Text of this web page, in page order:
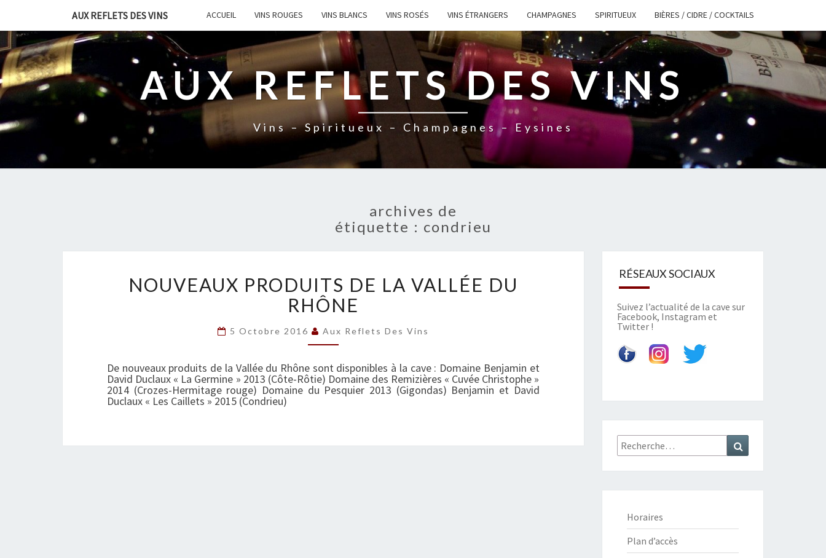
AUX REFLETS DES VINS ACCUEIL VINS ROUGES VINS BLANCS VINS ROSÉS VINS ÉTRANGERS CHAMPAGNES SPIRITUEUX BIÈRES / CIDRE / COCKTAILS
AUX REFLETS DES VINS
Vins – Spiritueux – Champagnes – Eysines
archives de
étiquette : condrieu
U
V
E
A
U
X
P
NOUVEAUX PRODUITS DE LA VALLÉE DU
RHÔNE
5 Octobre 2016 Aux Reflets Des Vins
De nouveaux produits de la Vallée du Rhône sont disponibles à la cave : Domaine Benjamin et
David Duclaux « La Germine » 2013 (Côte-Rôtie) Domaine des Remizières « Cuvée Christophe »
2014 (Crozes-Hermitage rouge) Domaine du Pesquier 2013 (Gigondas) Benjamin et David
Duclaux « Les Caillets » 2015 (Condrieu)
RÉSEAUX SOCIAUX
Suivez l’actualité de la cave sur
Facebook, Instagram et
Twitter!
Recherche
:
Horaires
Plan d’accès